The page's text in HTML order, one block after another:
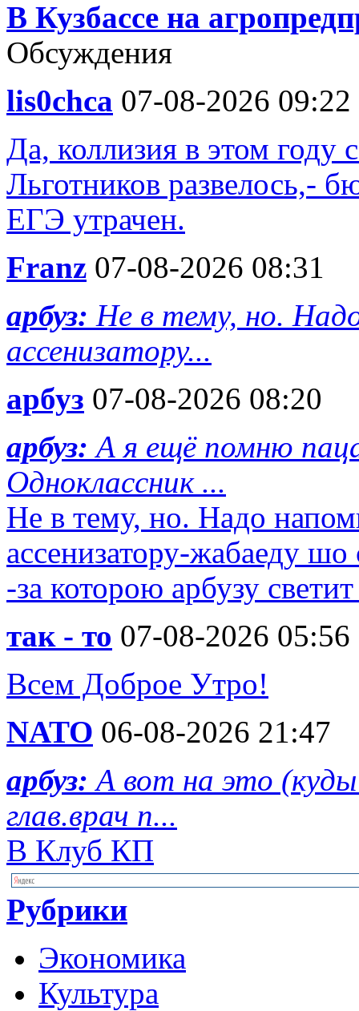
В Кузбассе на
Обсуждения
lis0chca 07-08-2026 09:22
Да, коллизия в этом году
Льготников развелось,-
ЕГЭ утрачен.
Franz 07-08-2026 08:31
арбуз: Не в тему, но.
ассенизатору...
арбуз 07-08-2026 08:20
арбуз:А я ещё помню
Одноклассник ...
Не в тему, но. Надо
ассенизатору-жабаеду
-за которою арбузу
так - то 07-08-2026 05:56
Всем Доброе Утро!
NATO 06-08-2026 21:47
арбуз:А вот на это
глав.врач п...
В Клуб КП
Рубрики
Экономика
Культура